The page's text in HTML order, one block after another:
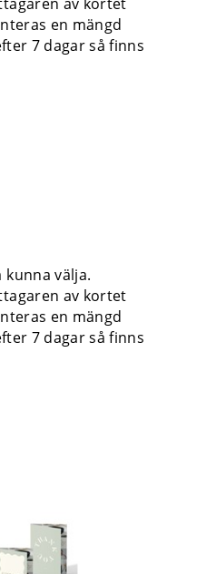
en mängd
7 dagar så finns
välja.
av kortet
en mängd
7 dagar så finns